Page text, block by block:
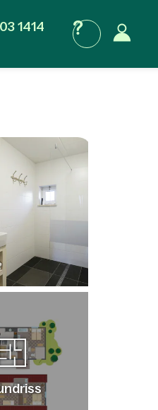
1414